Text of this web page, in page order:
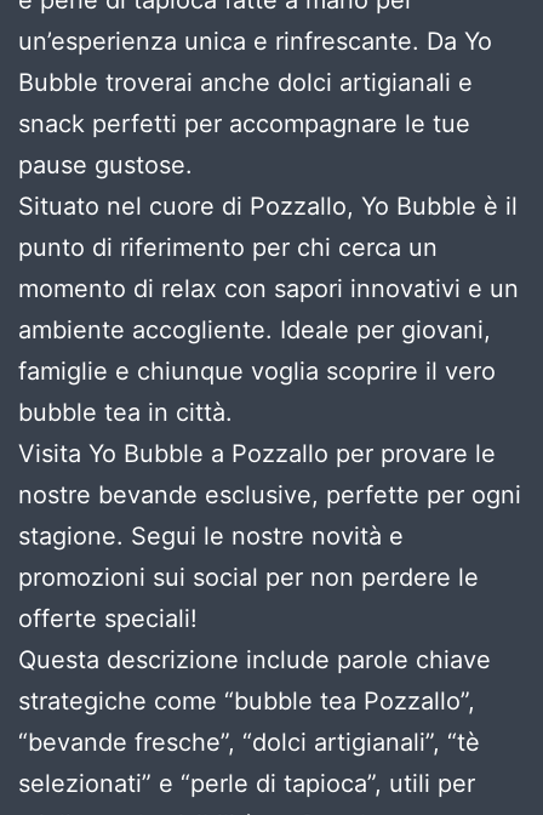
un’esperienza unica e rinfrescante. Da Yo
Bubble troverai anche dolci artigianali e
snack perfetti per accompagnare le tue
pause gustose.
Situato nel cuore di Pozzallo, Yo Bubble è il
punto di riferimento per chi cerca un
momento di relax con sapori innovativi e un
ambiente accogliente. Ideale per giovani,
famiglie e chiunque voglia scoprire il vero
bubble tea in città.
Visita Yo Bubble a Pozzallo per provare le
nostre bevande esclusive, perfette per ogni
stagione. Segui le nostre novità e
promozioni sui social per non perdere le
offerte speciali!
Questa descrizione include parole chiave
strategiche come “bubble tea Pozzallo”,
“bevande fresche”, “dolci artigianali”, “tè
selezionati” e “perle di tapioca”, utili per